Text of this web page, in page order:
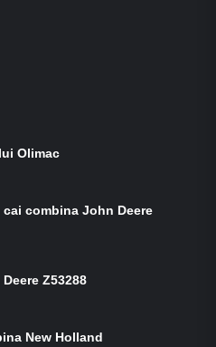
Olimac
combina John Deere
Z53288
New Holland